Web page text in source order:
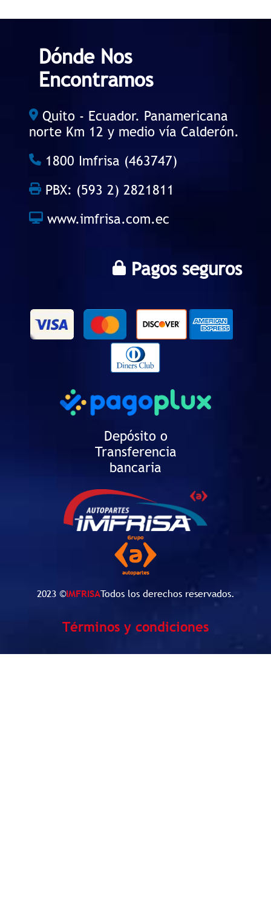
Dónde Nos
Encontramos
Quito - Ecuador. Panamericana
norte Km 12 y medio vía Calderón.
1800 Imfrisa (463747)
PBX: (593 2) 2821811
www.imfrisa.com.ec
Pagos seguros
Depósito o
Transferencia
bancaria
Términos y condiciones
2023 ©IMFRISATodos los derechos reservados.